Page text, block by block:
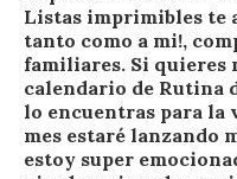
Listas imprimibles te
tanto como a mi!,
familiares. Si quieres
calendario de Rutina
lo encuentras para la
mes estaré lanzando
estoy super